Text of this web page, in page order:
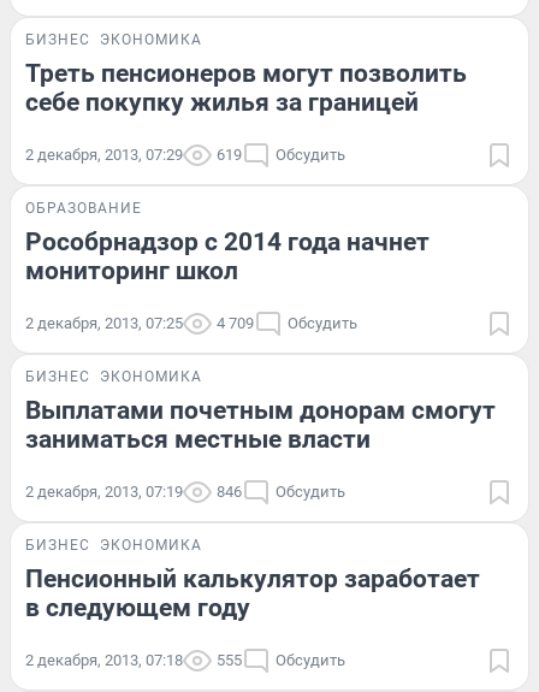
БИЗНЕС ЭКОНОМИКА
Треть пенсионеров могут позволить
себе покупку жилья за границей
2 декабря, 2013, 07:29 619 Обсудить
ОБРАЗОВАНИЕ
Рособрнадзор с 2014 года начнет
мониторинг школ
2 декабря, 2013, 07:25 4 709 Обсудить
БИЗНЕС ЭКОНОМИКА
Выплатами почетным донорам смогут
заниматься местные власти
2 декабря, 2013, 07:19 846 Обсудить
БИЗНЕС ЭКОНОМИКА
Пенсионный калькулятор заработает
в следующем году
2 декабря, 2013, 07:18 555 Обсудить